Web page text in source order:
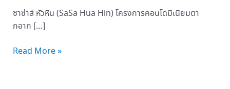
ซาซ่าส์ หัวหิน (SaSa Hua Hin) โครงการคอนโดมิเนียมตา
กอาก […]
ปี 2570
Read More »